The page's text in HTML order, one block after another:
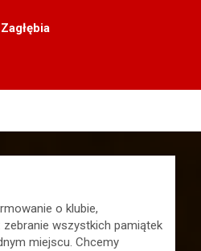
o klubie,
wszystkich pamiątek
miejscu. Chcemy